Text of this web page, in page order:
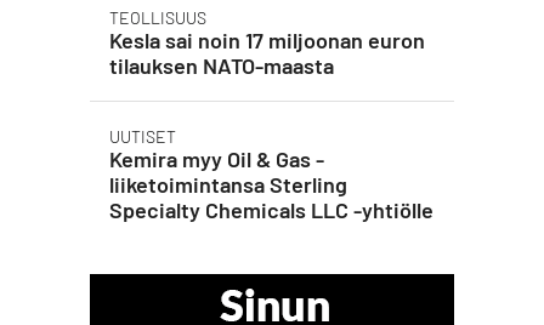
TEOLLISUUS
Kesla sai noin 17 miljoonan euron
tilauksen NATO-maasta
UUTISET
Kemira myy Oil & Gas -
liiketoimintansa Sterling
Specialty Chemicals LLC -yhtiölle